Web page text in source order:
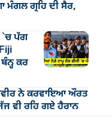
ਮੰਗਲ ਗ੍ਰਹਿ ਦੀ ਸੈਰ,
`ਚ ਪੱਗ
ਕਰ
ਨੇ ਕਰਵਾਇਆ ਔਰਤ
ਵੀ ਰਹਿ ਗਏ ਹੈਰਾਨ